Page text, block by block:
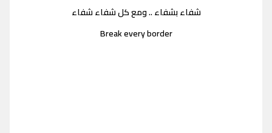
شفاء بشفاء .. ومع كل شفاء شفاء
Break every border